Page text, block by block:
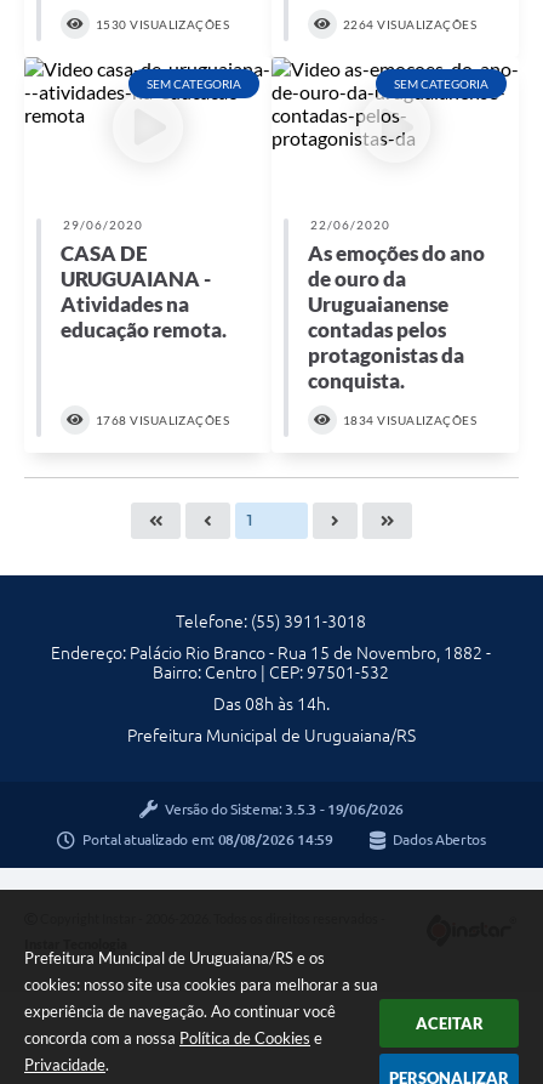
Prefeitura Municipal de Uruguaiana/RS e os
cookies: nosso site usa cookies para melhorar a sua
experiência de navegação. Ao continuar você
concorda com a nossa Política de Cookies e
Privacidade.
ACEITAR
PERSONALIZAR
1530 VISUALIZAÇÕES 2264 VISUALIZAÇÕES
SEM CATEGORIA
29/06/2020
CASA DE
URUGUAIANA -
Atividades na
educação remota.
1768 VISUALIZAÇÕES
SEM CATEGORIA
22/06/2020
As emoções do ano
de ouro da
Uruguaianense
contadas pelos
protagonistas da
conquista.
1834 VISUALIZAÇÕES
Telefone: (55) 3911-3018
Endereço: Palácio Rio Branco - Rua 15 de Novembro, 1882 -
Bairro: Centro | CEP: 97501-532
Das 08h às 14h.
Prefeitura Municipal de Uruguaiana/RS
Versão do Sistema: 3.5.3 - 19/06/2026
Portal atualizado em: 08/08/2026 14:59 Dados Abertos